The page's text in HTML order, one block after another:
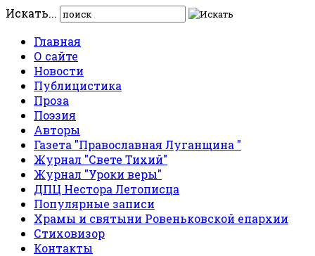
Искать...
Главная
О сайте
Новости
Публицистика
Проза
Поэзия
Авторы
Газета "Православная Луганщина "
Журнал "Свете Тихий"
Журнал "Уроки веры"
ДПЦ Нестора Летописца
Популярные записи
Храмы и святыни Ровеньковской епархии
Стиховизор
Контакты